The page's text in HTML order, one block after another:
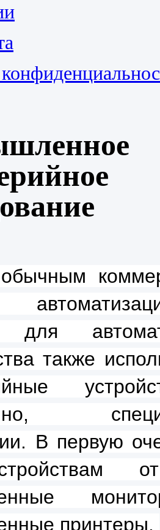
для
также
В первую
принтеры.